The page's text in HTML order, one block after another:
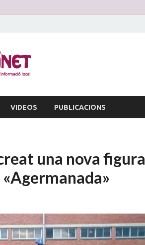
VIDEOS PUBLICACIONS
una nova figura